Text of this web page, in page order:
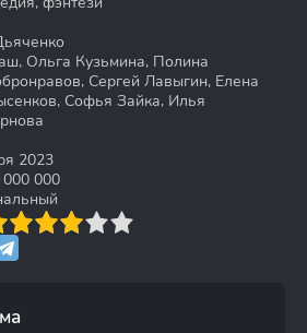
Ольга Кузьмина, Полина
Сергей Лавыгин, Елена
Софья Зайка, Илья
2023
000
10